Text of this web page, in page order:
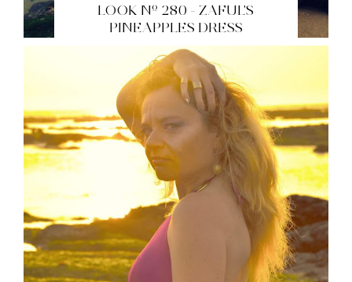
LOOK Nº 280 - ZAFUL'S
PINEAPPLES DRESS